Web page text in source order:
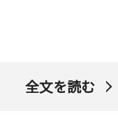
全文を読む